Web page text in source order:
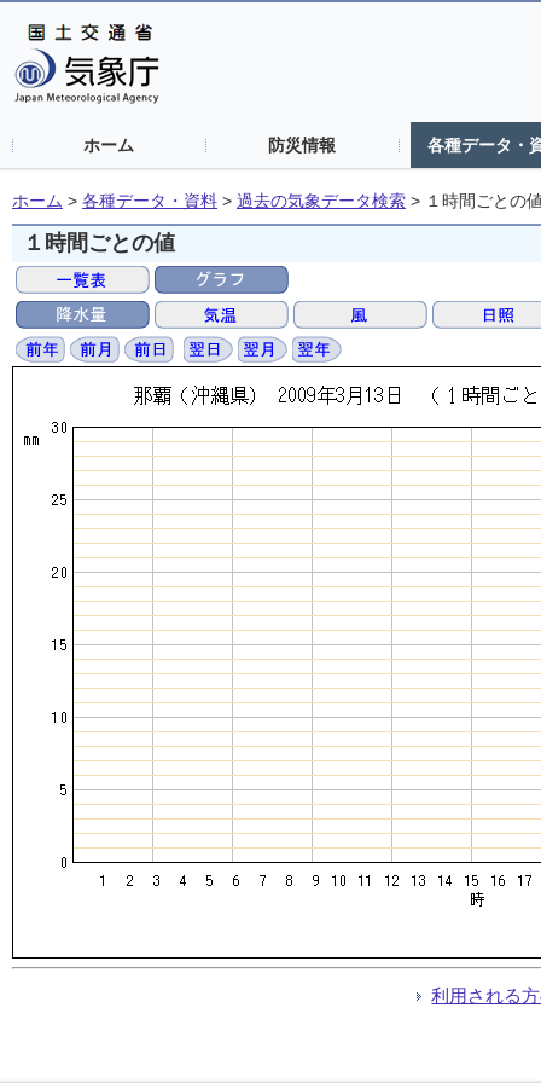
ホーム 防災情報 各種データ・
ホーム > 各種データ・資料 > 過去の気象データ検索 > １時間ごとの
１時間ごとの値
利用される